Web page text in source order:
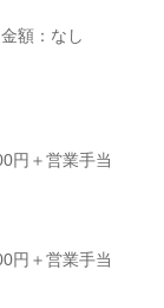
額：なし
円＋営業手当
円＋営業手当